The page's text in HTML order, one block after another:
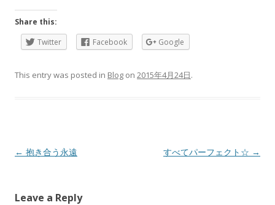
Share this:
Twitter
Facebook Google
This entry was posted in Blog on 2015年4月24日.
Post
← 抱き合う永遠 すべてパーフェクト☆ →
Leave a Reply